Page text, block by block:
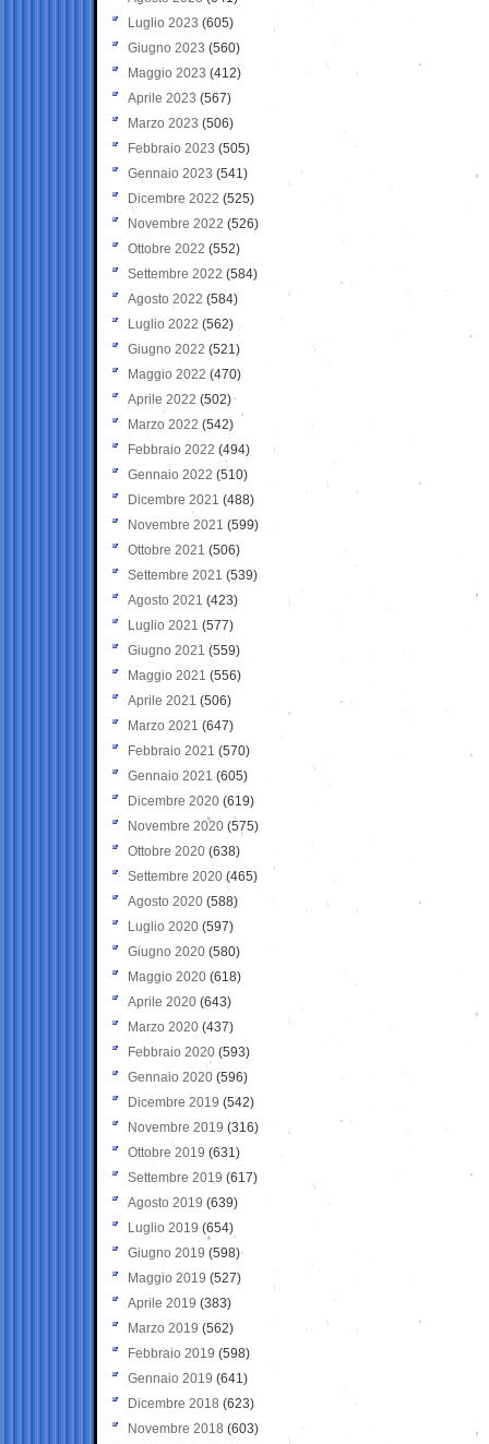
Luglio 2023 (605)
Giugno 2023 (560)
Maggio 2023 (412)
Aprile 2023 (567)
Marzo 2023 (506)
Febbraio 2023 (505)
Gennaio 2023 (541)
Dicembre 2022 (525)
Novembre 2022 (526)
Ottobre 2022 (552)
Settembre 2022 (584)
Agosto 2022 (584)
Luglio 2022 (562)
Giugno 2022 (521)
Maggio 2022 (470)
Aprile 2022 (502)
Marzo 2022 (542)
Febbraio 2022 (494)
Gennaio 2022 (510)
Dicembre 2021 (488)
Novembre 2021 (599)
Ottobre 2021 (506)
Settembre 2021 (539)
Agosto 2021 (423)
Luglio 2021 (577)
Giugno 2021(559)
Maggio 2021 (556)
Aprile 2021 (506)
Marzo 2021 (647)
Febbraio 2021 (570)
Gennaio 2021 (605)
Dicembre 2020 (619)
Novembre 2020 (575)
Ottobre 2020 (638)
Settembre 2020(465)
Agosto 2020 (588)
Luglio 2020 (597)
Giugno 2020 (580)
Maggio 2020 (618)
Aprile 2020 (643)
Marzo 2020 (437)
Febbraio 2020 (593)
Gennaio 2020 (596)
Dicembre 2019 (542)
Novembre 2019 (316)
Ottobre 2019 (631)
Settembre 2019 (617)
Agosto 2019 (639)
Luglio 2019 (654)
Giugno 2019 (598)
Maggio 2019 (527)
Aprile 2019 (383)
Marzo 2019 (562)
Febbraio 2019 (598)
Gennaio 2019 (641)
Dicembre 2018 (623)
Novembre 2018 (603)